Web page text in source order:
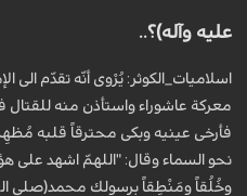
عليه وآله)؟..
اسلاميات_الكوثر: يُرْوى أنّه تقدّم الى
معركة عاشوراء واستأذن منه للقتال
فأرخى عينيه وبكى محترقاً قلبه
نحو السماء وقال: "اللهمّ اشهد على
وخُلُقاً ومَنْطِقاً برسولك محمد(صلى